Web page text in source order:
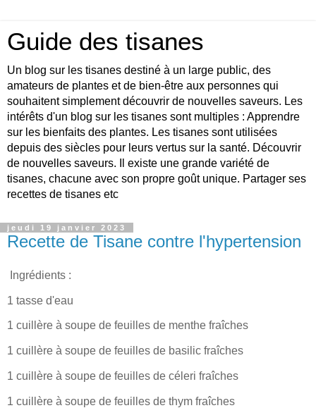
Guide des tisanes
Un blog sur les tisanes destiné à un large public, des
amateurs de plantes et de bien-être aux personnes qui
souhaitent simplement découvrir de nouvelles saveurs. Les
intérêts d'un blog sur les tisanes sont multiples : Apprendre
sur les bienfaits des plantes. Les tisanes sont utilisées
depuis des siècles pour leurs vertus sur la santé. Découvrir
de nouvelles saveurs. Il existe une grande variété de
tisanes, chacune avec son propre goût unique. Partager ses
recettes de tisanes etc
jeudi 19 janvier 2023
Recette de Tisane contre l'hypertension
Ingrédients :
1 tasse d'eau
1 cuillère à soupe de feuilles de menthe fraîches
1 cuillère à soupe de feuilles de basilic fraîches
1 cuillère à soupe de feuilles de céleri fraîches
1 cuillère à soupe de feuilles de thym fraîches